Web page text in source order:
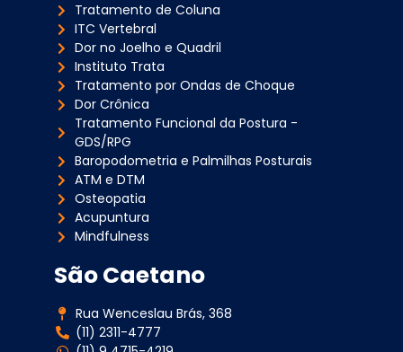
Tratamento de Coluna
ITC Vertebral
Dor no Joelho e Quadril
Instituto Trata
Tratamento por Ondas de Choque
Dor Crônica
Tratamento Funcional da Postura -
GDS/RPG
Baropodometria e Palmilhas Posturais
ATM e DTM
Osteopatia
Acupuntura
Mindfulness
São Caetano
Rua Wenceslau Brás, 368
(11) 2311-4777